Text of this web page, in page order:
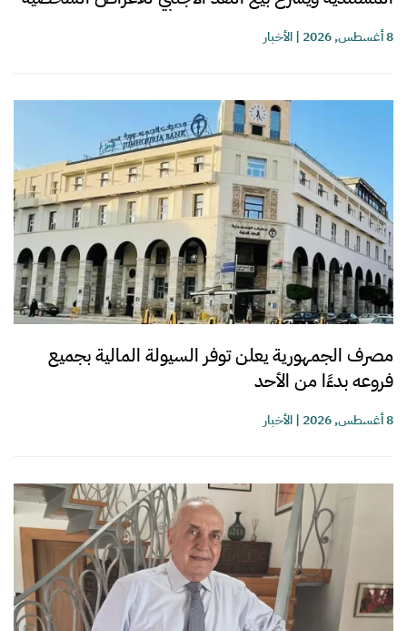
8 أغسطس, 2026 |الأخبار
مصرف الجمهورية يعلن توفر السيولة المالية بجميع
فروعه بدءًا من الأحد
8 أغسطس, 2026 |الأخبار